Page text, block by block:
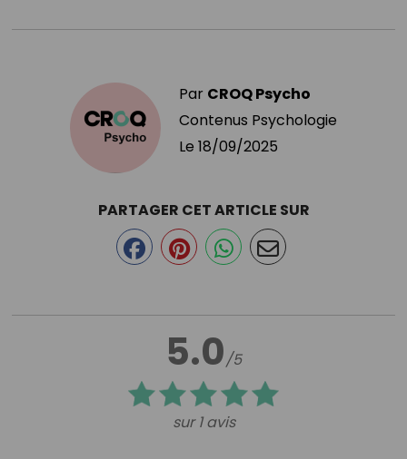
Par CROQ Psycho
Contenus Psychologie
Le 18/09/2025
5.0/5
sur 1 avis
PARTAGER CET ARTICLE SUR